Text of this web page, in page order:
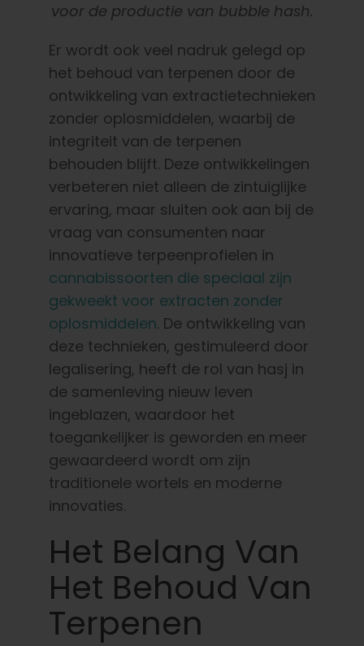
voor de productie van bubble hash.
Er wordt ook veel nadruk gelegd op
het behoud van terpenen door de
ontwikkeling van extractietechnieken
zonder oplosmiddelen, waarbij de
integriteit van de terpenen
behouden blijft. Deze ontwikkelingen
verbeteren niet alleen de zintuiglijke
ervaring, maar sluiten ook aan bij de
vraag van consumenten naar
innovatieve terpeenprofielen in
cannabissoorten die speciaal zijn
gekweekt voor extracten zonder
oplosmiddelen. De ontwikkeling van
deze technieken, gestimuleerd door
legalisering, heeft de rol van hasj in
de samenleving nieuw leven
ingeblazen, waardoor het
toegankelijker is geworden en meer
gewaardeerd wordt om zijn
traditionele wortels en moderne
innovaties.
Het Belang Van
Het Behoud Van
Terpenen